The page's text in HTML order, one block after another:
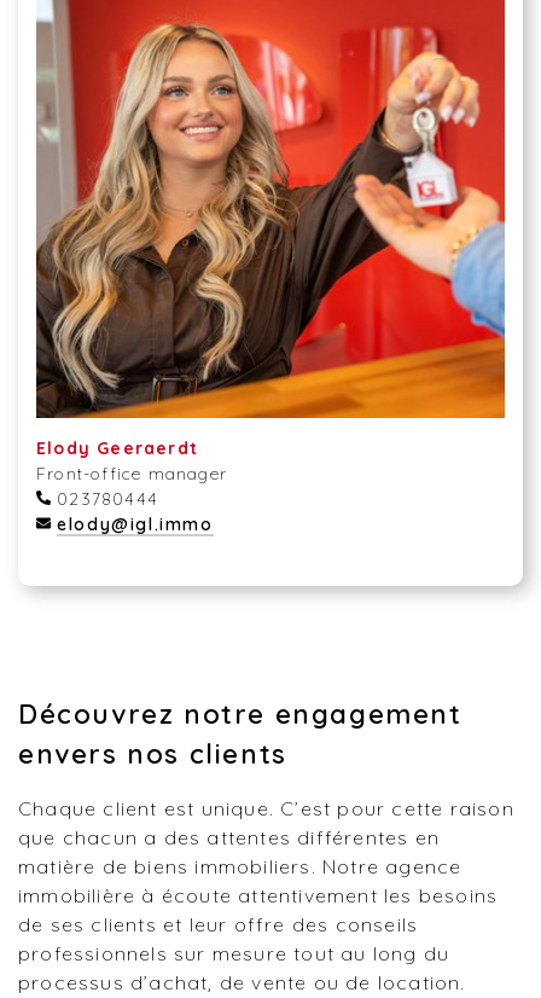
Elody Geeraerdt
Front-office manager
023780444
elody@igl.immo
Découvrez notre engagement
envers nos clients
Chaque client est unique. C’est pour cette raison
que chacun a des attentes différentes en
matière de biens immobiliers. Notre agence
immobilière à écoute attentivement les besoins
de ses clients et leur offre des conseils
professionnels sur mesure tout au long du
processus d’achat, de vente ou de location.